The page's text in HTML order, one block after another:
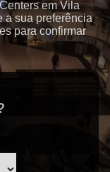
em Vila
a sua preferência
para confirmar